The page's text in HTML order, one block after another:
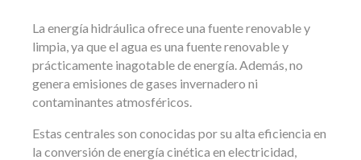
La energía hidráulica ofrece una fuente renovable y
limpia, ya que el agua es una fuente renovable y
prácticamente inagotable de energía. Además, no
genera emisiones de gases invernadero ni
contaminantes atmosféricos.
Estas centrales son conocidas por su alta eficiencia en
la conversión de energía cinética en electricidad,